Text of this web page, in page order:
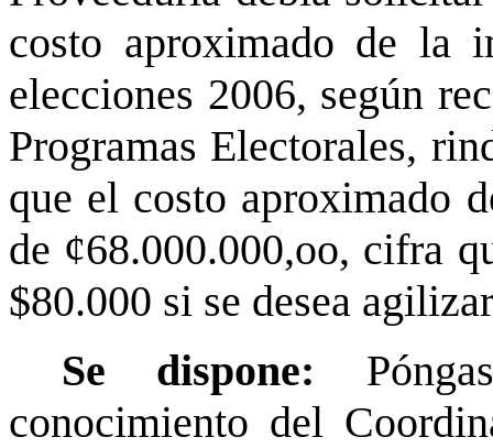
costo aproximado de la
elecciones 2006, según
Programas Electorales,
que el costo aproximado
de ¢68.000.000,oo, cifra
$80.000 si se desea
Se dispone:
conocimiento del